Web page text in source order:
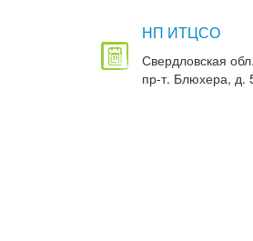
НП ИТЦСО
Свердловская
пр-т. Блюхера, д.